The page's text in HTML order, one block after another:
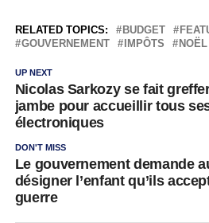
RELATED TOPICS: BUDGET
GOUVERNEMENT
IMPÔTS NOËL
UP NEXT
Nicolas Sarkozy se fait
jambe pour accueillir tous
électroniques
DON'T MISS
Le gouvernement demande
désigner l’enfant qu’ils
guerre